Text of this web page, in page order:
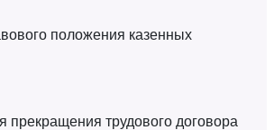
положения казенных
трудового договора